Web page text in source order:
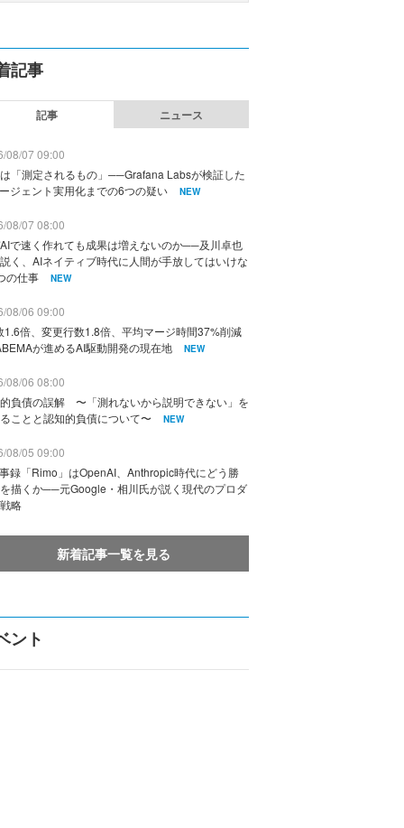
記事
記事 ニュース
08/07 09:00
「測定されるもの」──Grafana Labsが検証した
ジェント実用化までの6つの疑い
NEW
08/07 08:00
で速く作れても成果は増えないのか──及川卓也
く、AIネイティブ時代に人間が手放してはいけな
の仕事
NEW
08/06 09:00
1.6倍、変更行数1.8倍、平均マージ時間37%削減
が進めるAI駆動開発の現在地
NEW
08/06 08:00
負債の誤解 〜「測れないから説明できない」を
ことと認知的負債について〜
NEW
08/05 09:00
録「Rimo」はOpenAI、Anthropic時代にどう勝
描くか──元Google・相川氏が説く現代のプロダ
略
新着記事一覧を見る
ント